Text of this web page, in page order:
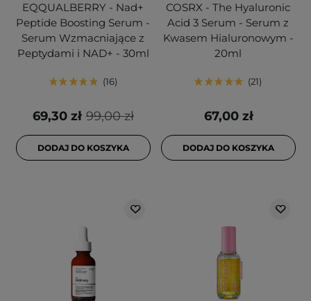
EQQUALBERRY - Nad+
Peptide Boosting Serum -
Serum Wzmacniające z
Peptydami i NAD+ - 30ml
16
99,00 zł
69,30 zł
DODAJ DO KOSZYKA
COSRX - The Hyaluronic
Acid 3 Serum - Serum z
Kwasem Hialuronowym -
20ml
21
67,00 zł
DODAJ DO KOSZYKA